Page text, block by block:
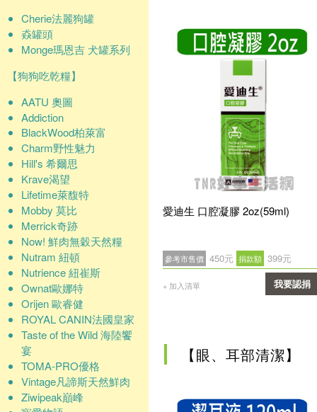
Cherie法麗狗罐
猋罐頭
Monge瑪恩吉 犬罐系列
【狗狗吃乾糧】
AATU 奧圖
Addiction
BlackWood柏萊富
Charm野性魅力
Hill's 希爾思
Krave渴望
Lifetime萊馥特
Mobby 莫比
Merrick奇跡
Now! 鮮肉無穀天然糧
Nutram 紐頓
Nutrience 紐崔斯
Ownat歐娜特
Orijen 歐睿健
ROYAL CANIN法國皇家
Taste of the Wild 海陸饗
宴
TOMA-PRO優格
Vintage凡諦斯天然鮮肉
Ziwipeak巔峰
愛迪生 口腔凝膠 2oz(59ml)
參考市售價 450元 捐款額 399元
+ 加入清單 我要認捐
【眼、耳部清潔】